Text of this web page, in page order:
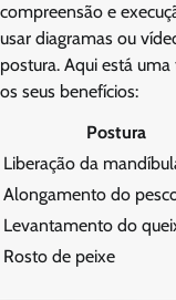
compreensão e
usar diagramas ou
postura. Aqui está
os seus benefícios:
Postura
Liberação da
Alongamento do
Levantamento do
Rosto de peixe